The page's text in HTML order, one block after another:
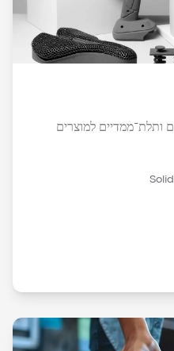
ותלת־ממדיים למוצרים